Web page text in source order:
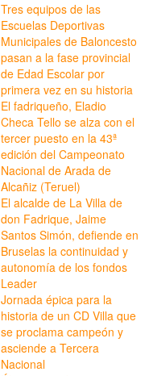
Tres equipos de las
Escuelas Deportivas
Municipales de Baloncesto
pasan a la fase provincial
de Edad Escolar por
primera vez en su historia
El fadriqueño, Eladio
Checa Tello se alza con el
tercer puesto en la 43ª
edición del Campeonato
Nacional de Arada de
Alcañiz (Teruel)
El alcalde de La Villa de
don Fadrique, Jaime
Santos Simón, defiende en
Bruselas la continuidad y
autonomía de los fondos
Leader
Jornada épica para la
historia de un CD Villa que
se proclama campeón y
asciende a Tercera
Nacional